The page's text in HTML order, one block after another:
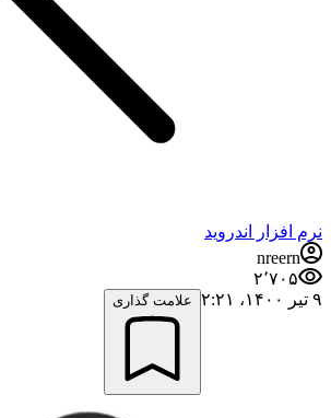
نرم افزار اندروید
nreern
۲٬۷۰۵
۹ تیر ۱۴۰۰،‏ ۲:۲۱
علامت گذاری